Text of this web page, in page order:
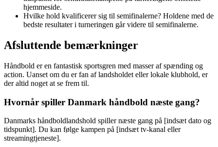
hjemmeside.
Hvilke hold kvalificerer sig til semifinalerne? Holdene med de
bedste resultater i turneringen går videre til semifinalerne.
Afsluttende bemærkninger
Håndbold er en fantastisk sportsgren med masser af spænding og
action. Uanset om du er fan af landsholdet eller lokale klubhold, er
der altid noget at se frem til.
Hvornår spiller Danmark håndbold næste gang?
Danmarks håndboldlandshold spiller næste gang på [indsæt dato og
tidspunkt]. Du kan følge kampen på [indsæt tv-kanal eller
streamingtjeneste].